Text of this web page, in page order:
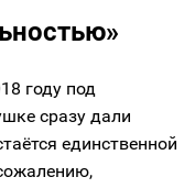
году под
сразу дали
единственной